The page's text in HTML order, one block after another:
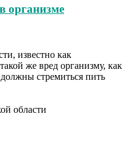
организме
известно как
же вред организму, как
стремиться пить
области